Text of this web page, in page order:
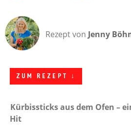
Rezept von Jenny
ZUM REZEPT ↓
Kürbissticks aus dem Ofen –
Hit